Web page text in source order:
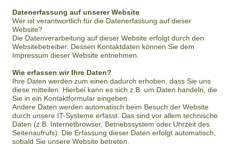
Datenerfassung auf unserer Website
Wer ist verantwortlich für die Datenerfassung auf dieser
Website?
Die Datenverarbeitung auf dieser Website erfolgt durch den
Websitebetreiber. Dessen Kontaktdaten können Sie dem
Impressum dieser Website entnehmen.
Wie erfassen wir Ihre Daten?
Ihre Daten werden zum einen dadurch erhoben, dass Sie uns
diese mitteilen. Hierbei kann es sich z.B. um Daten handeln, die
Sie in ein Kontaktformular eingeben.
Andere Daten werden automatisch beim Besuch der Website
durch unsere IT-Systeme erfasst. Das sind vor allem technische
Daten (z.B. Internetbrowser, Betriebssystem oder Uhrzeit des
Seitenaufrufs). Die Erfassung dieser Daten erfolgt automatisch,
sobald Sie unsere Website betreten.